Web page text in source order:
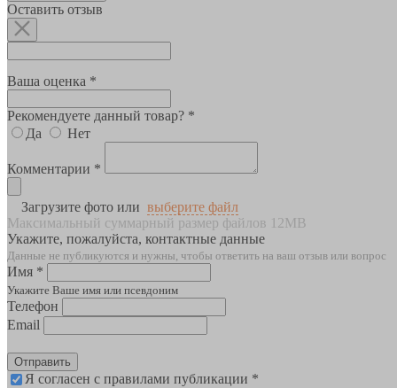
Оставить отзыв
Ваша оценка *
Рекомендуете данный товар? *
Да
Нет
Комментарии *
Загрузите фото или выберите файл
Максимальный суммарный размер файлов 12MB
Укажите, пожалуйста, контактные данные
Данные не публикуются и нужны, чтобы ответить на ваш отзыв или вопрос
Имя *
Укажите Ваше имя или псевдоним
Телефон
Email
Отправить
Я согласен с правилами публикации *